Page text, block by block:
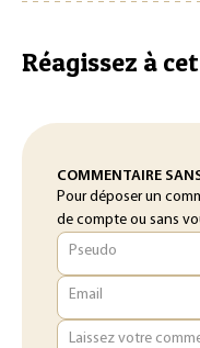
Réagissez à
COMMENTAIRE
Pour déposer un
de compte ou sans
Pseudo
Email
Laissez votre